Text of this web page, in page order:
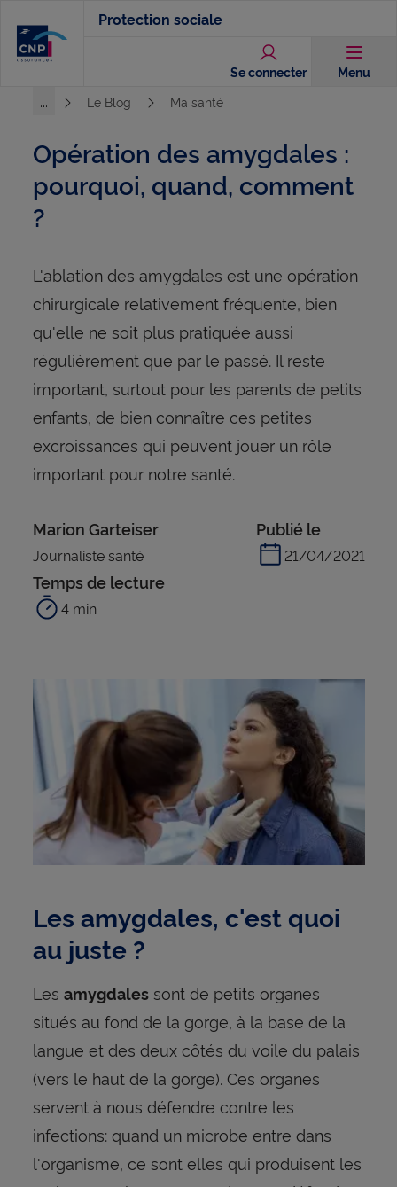
contenu
Protection sociale
Se connecter Menu
...
Le Blog Ma santé
Opération des amygdales :
pourquoi, quand, comment
?
L'ablation des amygdales est une opération
chirurgicale relativement fréquente, bien
qu'elle ne soit plus pratiquée aussi
régulièrement que par le passé. Il reste
important, surtout pour les parents de petits
enfants, de bien connaître ces petites
excroissances qui peuvent jouer un rôle
important pour notre santé.
Marion Garteiser
Journaliste santé
Publié le
21/04/2021
Temps de lecture
4 min
Les amygdales, c'est quoi
au juste ?
Les amygdalessont de petits organes
situés au fond de la gorge, à la base de la
langue et des deux côtés du voile du palais
(vers le haut de la gorge). Ces organes
servent à nous défendre contre les
infections: quand un microbe entre dans
l'organisme, ce sont elles qui produisent les